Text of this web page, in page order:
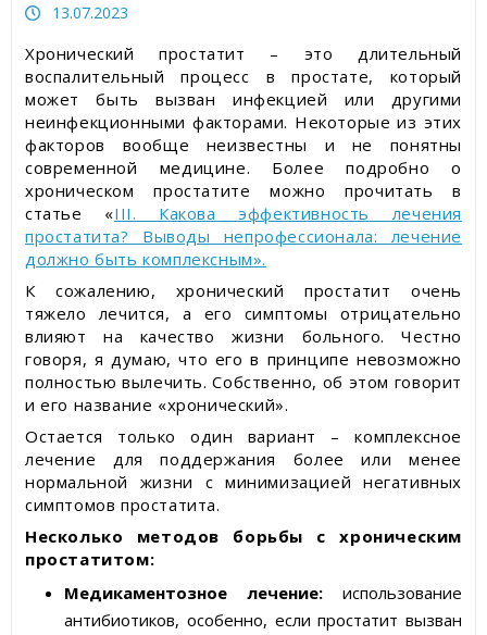
13.07.2023
Хронический простатит – это длительный
воспалительный процесс в простате, который
может быть вызван инфекцией или другими
неинфекционными факторами. Некоторые из этих
факторов вообще неизвестны и не понятны
современной медицине. Более подробно о
хроническом простатите можно прочитать в
статье «III. Какова эффективность лечения
простатита? Выводы непрофессионала: лечение
должно быть комплексным».
К сожалению, хронический простатит очень
тяжело лечится, а его симптомы отрицательно
влияют на качество жизни больного. Честно
говоря, я думаю, что его в принципе невозможно
полностью вылечить. Собственно, об этом говорит
и его название «хронический».
Остается только один вариант – комплексное
лечение для поддержания более или менее
нормальной жизни с минимизацией негативных
симптомов простатита.
Несколько методов борьбы с хроническим
простатитом:
Медикаментозное лечение: использование
антибиотиков, особенно, если простатит вызван
Статьи об измерительных приборах
Пресс-релизы, пост-релизы
Видеоновости